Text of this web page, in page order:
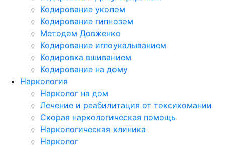
Кодирование уколом
Кодирование гипнозом
Методом Довженко
Кодирование иглоукалыванием
Кодировка вшиванием
Кодирование на дому
Наркология
Нарколог на дом
Лечение и реабилитация от токсикомании
Скорая наркологическая помощь
Наркологическая клиника
Нарколог